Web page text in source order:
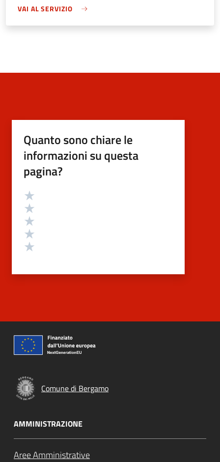
VAI AL SERVIZIO
Quanto sono chiare le
informazioni su questa
pagina?
Valutazione
Comune di Bergamo
AMMINISTRAZIONE
Aree Amministrative